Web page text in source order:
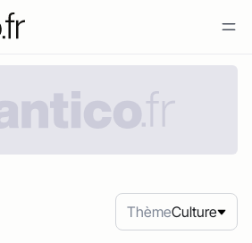
ThèmeCulture